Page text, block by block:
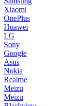
Xiaomi
OnePlus
Huawei
LG
Sony
Google
Asus
Nokia
Realme
Meizu
Meizu